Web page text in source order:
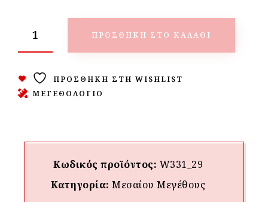
ΠΡΟΣΘΉΚΗ ΣΤΟ ΚΑΛΆΘΙ
ΠΡΟΣΘΉΚΗ ΣΤΗ WISHLIST
ΜΕΓΕΘΟΛΟΓΙΟ
Κωδικός προϊόντος: W331_29
Κατηγορία:Μεσαίου Mεγέθους